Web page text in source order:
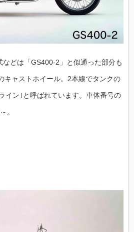
どは「GS400-2」と似通った部分も
キャストホイール。2本線でタンクの
イン｣と呼ばれています。車体番号の
。